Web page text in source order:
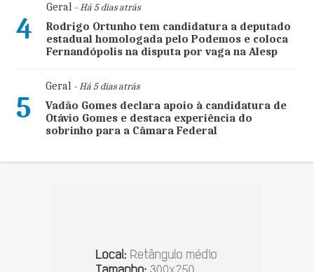
4
Geral- Há 5 dias atrás
Rodrigo Ortunho tem candidatura a deputado
estadual homologada pelo Podemos e coloca
Fernandópolis na disputa por vaga na Alesp
5
Geral- Há 5 dias atrás
Vadão Gomes declara apoio à candidatura de
Otávio Gomes e destaca experiência do
sobrinho para a Câmara Federal